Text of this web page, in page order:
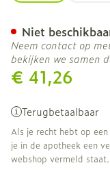
€ 41,26
Terugbetaalbaar
Als je recht hebt op
je in de apotheek een
webshop vermeld staat.
Niet
Neem contact op
bekijken we samen